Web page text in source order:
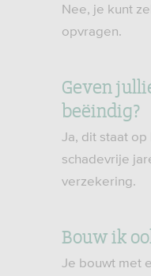
Nee, je kunt
opvragen.
Geven
beëindig?
Ja, dit staat
schadevrije
verzekering.
Bouw ik
Je bouwt met